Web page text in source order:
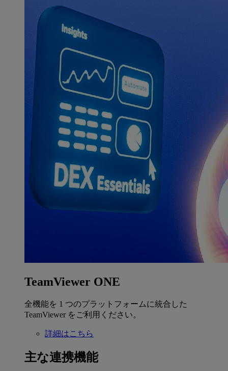
TeamViewer ONE
全機能を 1 つのプラットフォームに統合した
TeamViewer をご利用ください。
詳細はこちら
主な連携機能